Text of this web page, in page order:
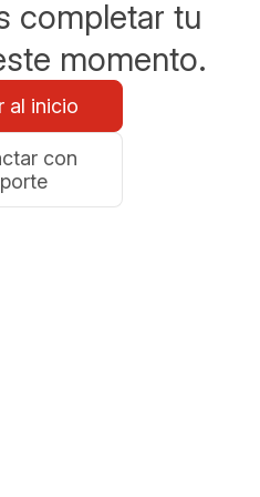
completar tu
momento.
al inicio
con